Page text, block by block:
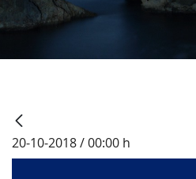
20-10-2018 / 00:00 h